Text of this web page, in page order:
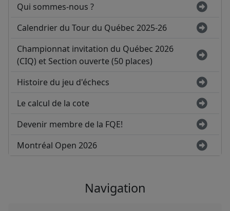
Qui sommes-nous ?
Calendrier du Tour du Québec 2025-26
Championnat invitation du Québec 2026
(CIQ) et Section ouverte (50 places)
Histoire du jeu d'échecs
Le calcul de la cote
Devenir membre de la FQE!
Montréal Open 2026
Navigation